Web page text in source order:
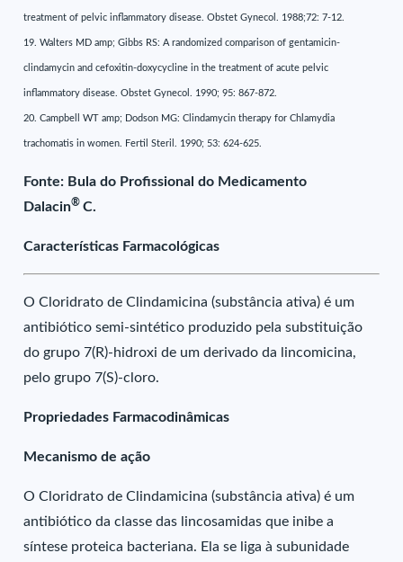
treatment of pelvic inflammatory disease. Obstet Gynecol. 1988;72: 7-12.
19. Walters MD amp; Gibbs RS: A randomized comparison of gentamicin-
clindamycin and cefoxitin-doxycycline in the treatment of acute pelvic
inflammatory disease. Obstet Gynecol. 1990; 95: 867-872.
20. Campbell WT amp; Dodson MG: Clindamycin therapy for Chlamydia
trachomatis in women. Fertil Steril. 1990; 53: 624-625.
Fonte: Bula do Profissional do Medicamento
Dalacin® C.
Características Farmacológicas
O Cloridrato de Clindamicina (substância ativa) é um
antibiótico semi-sintético produzido pela substituição
do grupo 7(R)-hidroxi de um derivado da lincomicina,
pelo grupo 7(S)-cloro.
Propriedades Farmacodinâmicas
Mecanismo de ação
O Cloridrato de Clindamicina (substância ativa) é um
antibiótico da classe das lincosamidas que inibe a
síntese proteica bacteriana. Ela se liga à subunidade